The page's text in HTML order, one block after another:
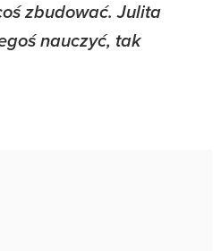
zbudować. Julita
nauczyć, tak